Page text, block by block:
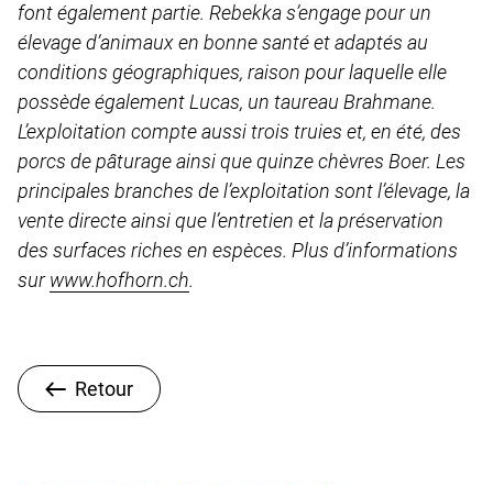
font également partie. Rebekka s’engage pour un
élevage d’animaux en bonne santé et adaptés au
conditions géographiques, raison pour laquelle elle
possède également Lucas, un taureau Brahmane.
L’exploitation compte aussi trois truies et, en été, des
porcs de pâturage ainsi que quinze chèvres Boer. Les
principales branches de l’exploitation sont l’élevage, la
vente directe ainsi que l’entretien et la préservation
des surfaces riches en espèces. Plus d’informations
surwww.hofhorn.ch.
Retour